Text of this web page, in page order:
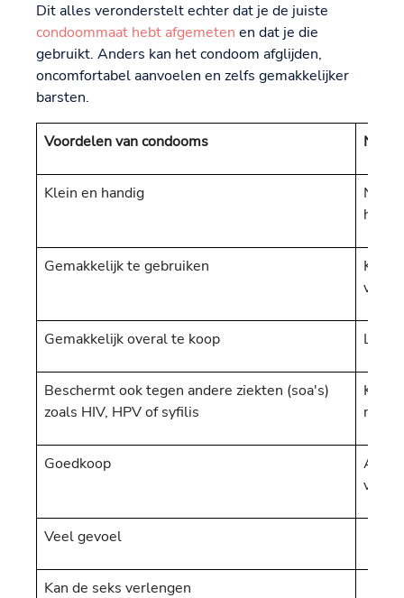
Dit alles veronderstelt echter dat je de juiste
condoommaat hebt afgemeten en dat je die
gebruikt. Anders kan het condoom afglijden,
oncomfortabel aanvoelen en zelfs gemakkelijker
barsten.
Voordelen van condooms
Klein en handig
Niet
hand
Gemakkelijk te gebruiken
Kan
Gemakkelijk overal te koop
Beschermt ook tegen andere ziekten (soa's)
zoals HIV, HPV of syfilis
Kan
maat
Goedkoop
Veel gevoel
Kan de seks verlengen